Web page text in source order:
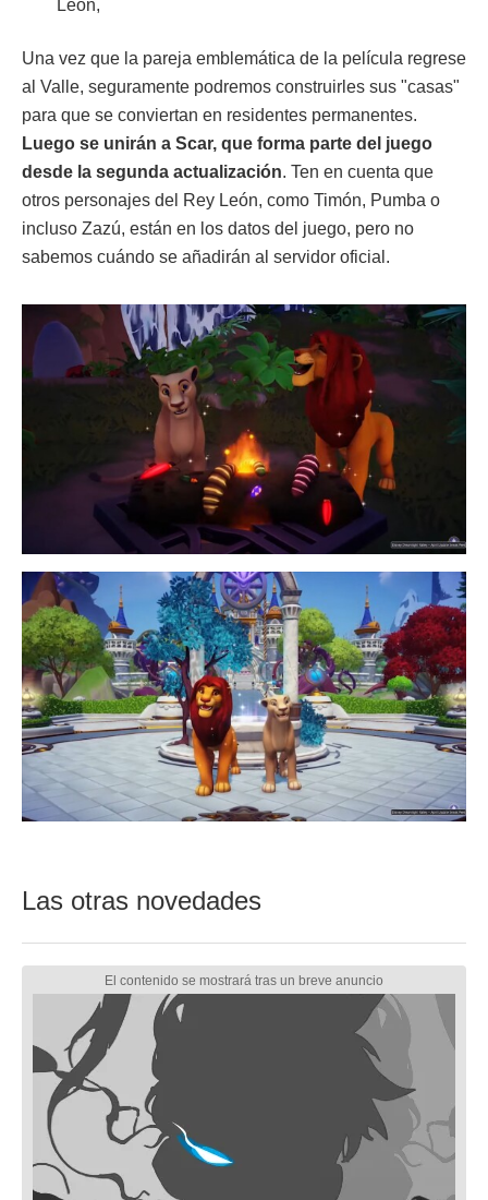
León,
Una vez que la pareja emblemática de la película regrese
al Valle, seguramente podremos construirles sus "casas"
para que se conviertan en residentes permanentes.
Luego se unirán a Scar, que forma parte del juego
desde la segunda actualización. Ten en cuenta que
otros personajes del Rey León, como Timón, Pumba o
incluso Zazú, están en los datos del juego, pero no
sabemos cuándo se añadirán al servidor oficial.
Las otras novedades